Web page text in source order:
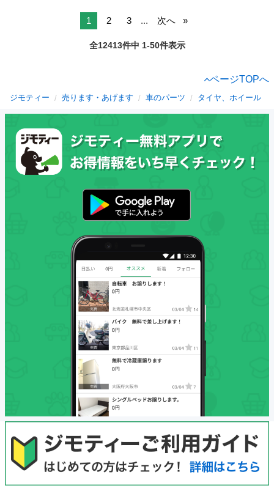
1 2 3 ... 次へ
全12413件中 1-50件表示
ページTOPへ
ジモティー 売ります・あげます 車のパーツ タイヤ、ホイール